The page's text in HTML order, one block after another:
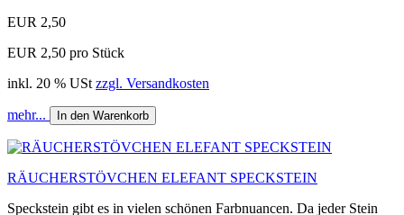
EUR 2,50
EUR 2,50 pro Stück
inkl. 20 % USt zzgl. Versandkosten
mehr... In den Warenkorb
RÄUCHERSTÖVCHEN ELEFANT SPECKSTEIN
Speckstein gibt es in vielen schönen Farbnuancen. Da jeder Stein